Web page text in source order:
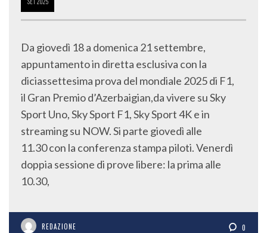
Da giovedì 18 a domenica 21 settembre,
appuntamento in diretta esclusiva con la
diciassettesima prova del mondiale 2025 di F1,
il Gran Premio d’Azerbaigian,da vivere su Sky
Sport Uno, Sky Sport F1, Sky Sport 4K e in
streaming su NOW. Si parte giovedì alle
11.30 con la conferenza stampa piloti. Venerdì
doppia sessione di prove libere: la prima alle
10.30,
REDAZIONE 0